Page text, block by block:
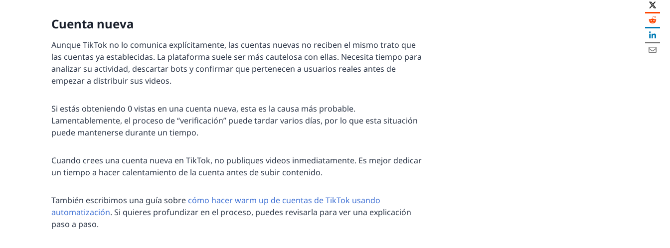
Cuenta nueva
Aunque TikTok no lo comunica explícitamente, las cuentas nuevas no reciben el mismo trato que
las cuentas ya establecidas. La plataforma suele ser más cautelosa con ellas. Necesita tiempo para
analizar su actividad, descartar bots y confirmar que pertenecen a usuarios reales antes de
empezar a distribuir sus videos.
Si estás obteniendo 0 vistas en una cuenta nueva, esta es la causa más probable.
Lamentablemente, el proceso de “verificación” puede tardar varios días, por lo que esta situación
puede mantenerse durante un tiempo.
Cuando crees una cuenta nueva en TikTok, no publiques videos inmediatamente. Es mejor dedicar
un tiempo a hacer calentamiento de la cuenta antes de subir contenido.
También escribimos una guía sobre cómo hacer warm up de cuentas de TikTok usando
automatización. Si quieres profundizar en el proceso, puedes revisarla para ver una explicación
paso a paso.